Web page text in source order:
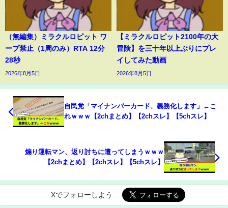
（無編集）ミラクルロピット ワ
ープ禁止（1周のみ）RTA 12分
28秒
2026年8月5日
【ミラクルロピット2100年の大
冒険】を三十年以上ぶりにプレ
イしてみた動画
2026年8月5日
自民党「マイナンバーカード、義務化します」←こ
れｗｗｗ【2chまとめ】【2chスレ】【5chスレ】
煽り運転マン、返り討ちに遭ってしまうｗｗｗ
【2chまとめ】【2chスレ】【5chスレ】
Xでフォローしよう